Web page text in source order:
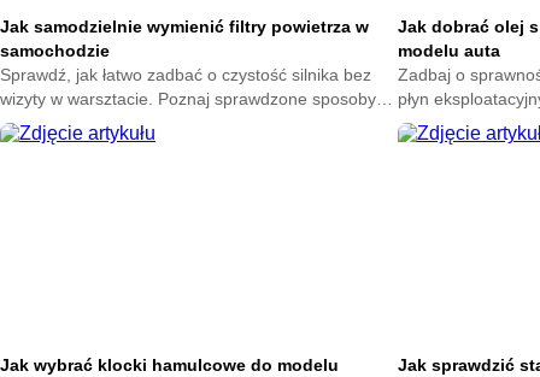
Jak samodzielnie wymienić filtry powietrza w
samochodzie
Sprawdź, jak łatwo zadbać o czystość silnika bez
wizyty w warsztacie. Poznaj sprawdzone sposoby
na wybór dobrych części i uniknij kosztownych
pomyłek przy ich wymianie.
Jak dobrać olej
modelu auta
Zadbaj o
płyn
dowiedz się, jak
swojego
Jak wybrać klocki hamulcowe do modelu
Jak sprawdzić